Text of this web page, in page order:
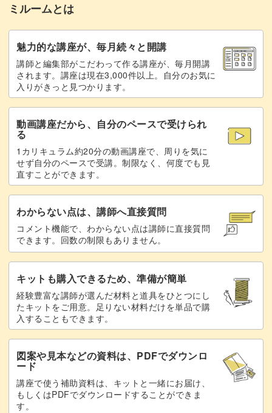
ミルームとは
魅力的な講座が、毎月続々と開講
講師と編集部がこだわって作る講座が、毎月開講
されます。講座は現在3,000件以上。自分のお気に
入りがきっと見つかります。
動画講座だから、自分のペースで受けられ
る
1カリキュラム約20分の動画講座で、周りを気に
せず自分のペースで受講。制限なく、何度でも見
直すことができます。
わからない点は、講師へ直接質問
コメント機能で、わからない点は講師に直接質問
できます。回数の制限もありません。
キットも購入できるため、準備が簡単
経験豊富な講師が選んだ材料と道具をひとつにし
たキットをご用意。足りない材料だけを単品で購
入することもできます。
図案や見本などの資料は、PDFでダウンロ
ード
講座で使う補助資料は、キットと一緒にお届け、
もしくはPDFでダウンロードすることができま
す。